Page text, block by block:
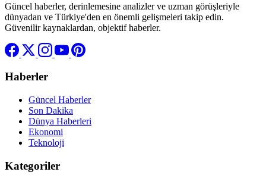
Güncel haberler, derinlemesine analizler ve uzman görüşleriyle
dünyadan ve Türkiye'den en önemli gelişmeleri takip edin.
Güvenilir kaynaklardan, objektif haberler.
Haberler
Güncel Haberler
Son Dakika
Dünya Haberleri
Ekonomi
Teknoloji
Kategoriler